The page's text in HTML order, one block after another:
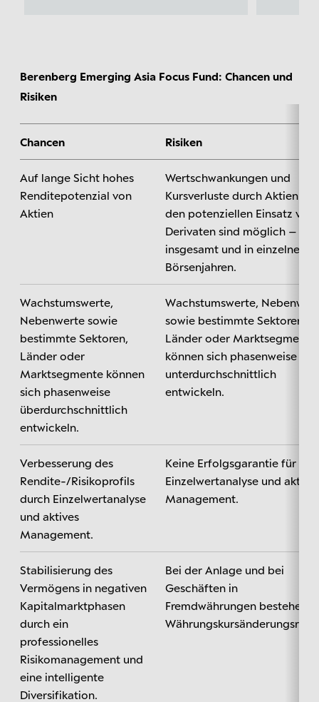
Berenberg Emerging Asia Focus Fund: Chancen und
Risiken
Chancen Risiken
Auf lange Sicht hohes
Renditepotenzial von
Aktien
Wertschwankungen und
Kursverluste durch Aktien
den potenziellen Einsatz von
Derivaten sind möglich –
insgesamt und in einzelnen
Börsenjahren.
Wachstumswerte,
Nebenwerte sowie
bestimmte Sektoren,
Länder oder
Marktsegmente können
sich phasenweise
überdurchschnittlich
entwickeln.
Wachstumswerte,
sowie bestimmte Sektoren,
Länder oder Marktsegmente
können sich phasenweise
unterdurchschnittlich
entwickeln.
Verbesserung des
Rendite-/Risikoprofils
durch Einzelwertanalyse
und aktives
Management.
Keine Erfolgsgarantie für
Einzelwertanalyse und
Management.
Stabilisierung des
Vermögens in negativen
Kapitalmarktphasen
durch ein
professionelles
Risikomanagement und
eine intelligente
Diversifikation.
Bei der Anlage und bei
Geschäften in
Fremdwährungen bestehen